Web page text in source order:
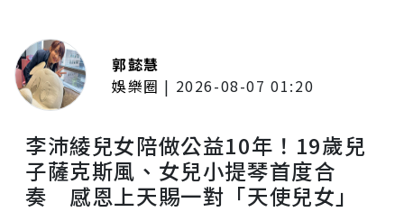
郭懿慧
娛樂圈 | 2026-08-07 01:20
李沛綾兒女陪做公益10年！19歲兒
子薩克斯風、女兒小提琴首度合
奏 感恩上天賜一對「天使兒女」